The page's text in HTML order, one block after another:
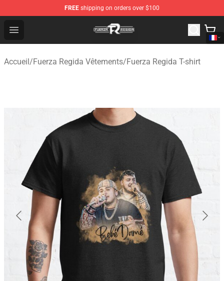
FREE shipping on orders over $100
Open menu
Fuerza Regida Shop - Official Fuerza Regida
Accueil/Fuerza Regida Vêtements/Fuerza Regida T-shirt